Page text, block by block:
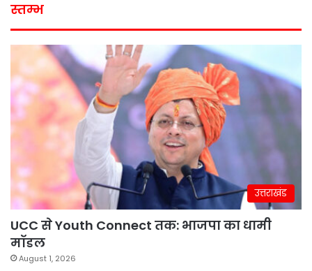
स्तम्भ
उत्तराखंड
UCC से Youth Connect तक: भाजपा का धामी
मॉडल
August 1, 2026